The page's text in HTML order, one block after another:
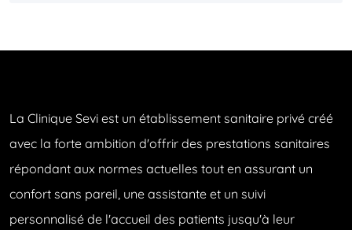
La Clinique Sevi est un établissement sanitaire privé créé
avec la forte ambition d'offrir des prestations sanitaires
répondant aux normes actuelles tout en assurant un
confort sans pareil, une assistante et un suivi
personnalisé de l'accueil des patients jusqu'à leur